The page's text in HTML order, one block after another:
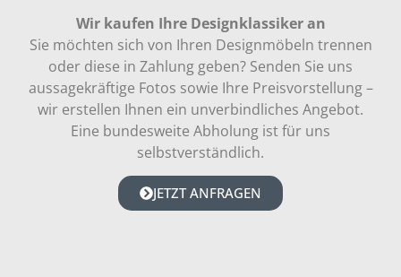
Wir kaufen Ihre Designklassiker an
Sie möchten sich von Ihren Designmöbeln trennen
oder diese in Zahlung geben? Senden Sie uns
aussagekräftige Fotos sowie Ihre Preisvorstellung –
wir erstellen Ihnen ein unverbindliches Angebot.
Eine bundesweite Abholung ist für uns
selbstverständlich.
JETZT ANFRAGEN